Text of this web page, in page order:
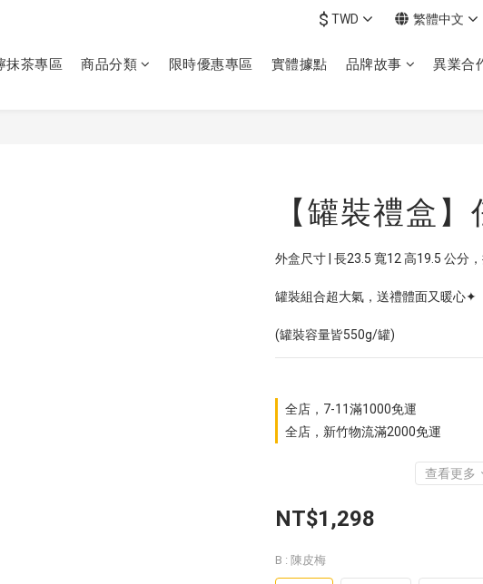
$ TWD 繁體中文
抹茶專區 商品分類 限時優惠專區 實體據點 品牌故事 異業合
【罐裝禮盒
外盒尺寸 | 長23.5 寬12 高19.5 公分
罐裝組合超大氣，送禮體面又暖心✦
(罐裝容量皆550g/罐)
全店，7-11滿1000免運
全店，新竹物流滿2000免運
查看更多
NT$1,298
B : 陳皮梅